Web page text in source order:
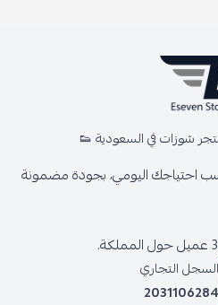
شوزات في السعودية 👟
احتياجك اليومي، بجودة مضمونة
السجل التجاري
2031106284